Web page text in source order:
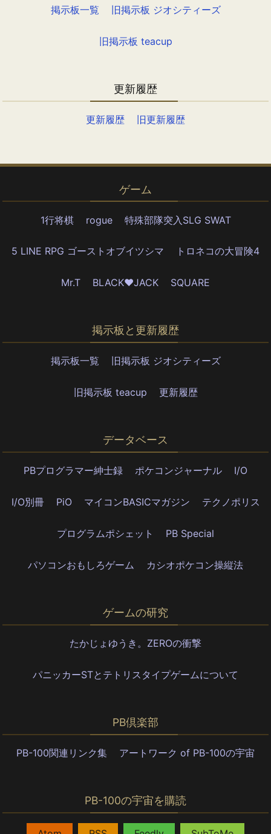
掲示板一覧 旧掲示板 ジオシティーズ
旧掲示板 teacup
更新履歴
更新履歴 旧更新履歴
ゲーム
1行将棋 rogue 特殊部隊突入SLG SWAT
5 LINE RPG ゴーストオブイツシマ トロネコの大冒険4
Mr.T BLACK♥JACK SQUARE
掲示板と更新履歴
掲示板一覧 旧掲示板 ジオシティーズ
旧掲示板 teacup 更新履歴
データベース
PBプログラマー紳士録 ポケコンジャーナル I/O
I/O別冊 PiO マイコンBASICマガジン テクノポリス
プログラムポシェット PB Special
パソコンおもしろゲーム カシオポケコン操縦法
ゲームの研究
たかじょゆうき。ZEROの衝撃
パニッカーSTとテトリスタイプゲームについて
PB倶楽部
PB-100関連リンク集 アートワーク of PB-100の宇宙
PB-100の宇宙を購読